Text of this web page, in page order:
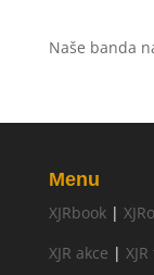
Naše banda
Menu
XJRbook|
XJR akce |